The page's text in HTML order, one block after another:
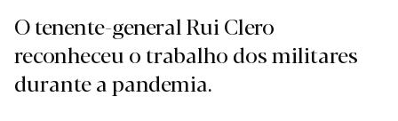
O tenente-general Rui Clero
reconheceu o trabalho dos militares
durante a pandemia.